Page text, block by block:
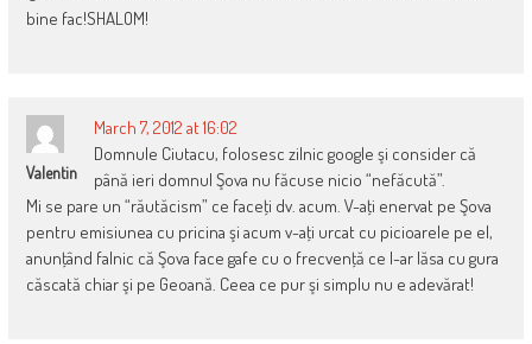
bine fac!SHALOM!
Valentin
March 7, 2012 at 16:02
Domnule Ciutacu, folosesc zilnic google şi consider că
până ieri domnul Şova nu făcuse nicio “nefăcută”.
Mi se pare un “răutăcism” ce faceţi dv. acum. V-aţi enervat pe Şova
pentru emisiunea cu pricina şi acum v-aţi urcat cu picioarele pe el,
anunţând falnic că Şova face gafe cu o frecvenţă ce l-ar lăsa cu gura
căscată chiar şi pe Geoană. Ceea ce pur şi simplu nu e adevărat!